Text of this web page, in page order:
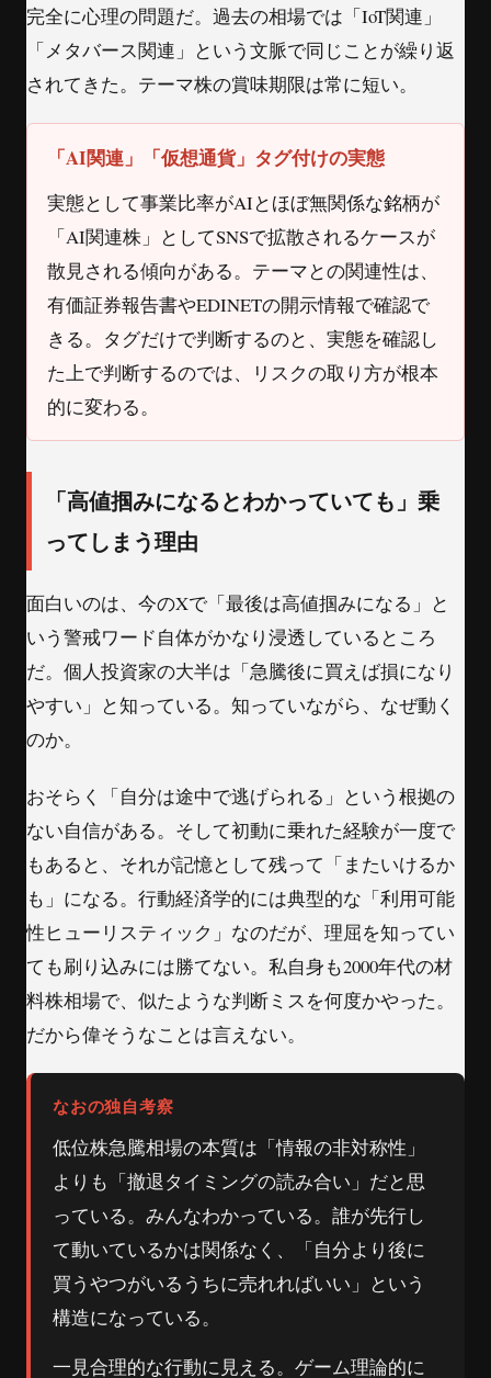
完全に心理の問題だ。過去の相場では「IoT関連」
「メタバース関連」という文脈で同じことが繰り返
されてきた。テーマ株の賞味期限は常に短い。
「AI関連」「仮想通貨」タグ付けの実態
実態として事業比率がAIとほぼ無関係な銘柄が
「AI関連株」としてSNSで拡散されるケースが
散見される傾向がある。テーマとの関連性は、
有価証券報告書やEDINETの開示情報で確認で
きる。タグだけで判断するのと、実態を確認し
た上で判断するのでは、リスクの取り方が根本
的に変わる。
「高値掴みになるとわかっていても」乗
ってしまう理由
面白いのは、今のXで「最後は高値掴みになる」と
いう警戒ワード自体がかなり浸透しているところ
だ。個人投資家の大半は「急騰後に買えば損になり
やすい」と知っている。知っていながら、なぜ動く
のか。
おそらく「自分は途中で逃げられる」という根拠の
ない自信がある。そして初動に乗れた経験が一度で
もあると、それが記憶として残って「またいけるか
も」になる。行動経済学的には典型的な「利用可能
性ヒューリスティック」なのだが、理屈を知ってい
ても刷り込みには勝てない。私自身も2000年代の材
料株相場で、似たような判断ミスを何度かやった。
だから偉そうなことは言えない。
なおの独自考察
低位株急騰相場の本質は「情報の非対称性」
よりも「撤退タイミングの読み合い」だと思
っている。みんなわかっている。誰が先行し
て動いているかは関係なく、「自分より後に
買うやつがいるうちに売れればいい」という
構造になっている。
一見合理的な行動に見える。ゲーム理論的に